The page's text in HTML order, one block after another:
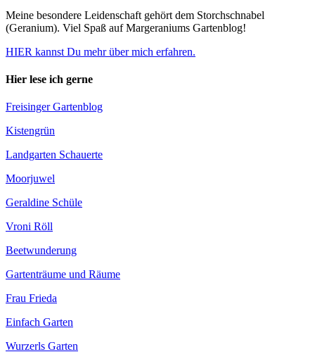
Meine besondere Leidenschaft gehört dem Storchschnabel
(Geranium). Viel Spaß auf Margeraniums Gartenblog!
HIER kannst Du mehr über mich erfahren.
Hier lese ich gerne
Freisinger Gartenblog
Kistengrün
Landgarten Schauerte
Moorjuwel
Geraldine Schüle
Vroni Röll
Beetwunderung
Gartenträume und Räume
Frau Frieda
Einfach Garten
Wurzerls Garten